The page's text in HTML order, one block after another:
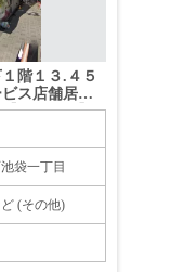
階１３.４５
ス店舗居抜
飲食不可】
袋一丁目
(その他)